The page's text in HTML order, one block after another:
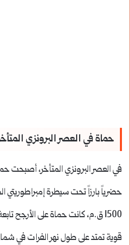
حماة في العصر البرونزي المتأخر (1600-1200
في العصر البرونزي المتأخر، أصبحت
حضرياً بارزاً تحت سيطرة إمبراطوريتي
1500 ق.م، كانت حماة على الأرجح